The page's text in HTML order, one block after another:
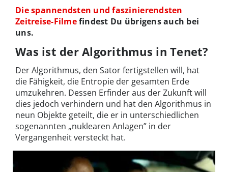
Die spannendsten und faszinierendsten
Zeitreise-Filmefindest Du übrigens auch bei
uns.
Was ist der Algorithmus in Tenet?
Der Algorithmus, den Sator fertigstellen will, hat
die Fähigkeit, die Entropie der gesamten Erde
umzukehren. Dessen Erfinder aus der Zukunft will
dies jedoch verhindern und hat den Algorithmus in
neun Objekte geteilt, die er in unterschiedlichen
sogenannten „nuklearen Anlagen” in der
Vergangenheit versteckt hat.